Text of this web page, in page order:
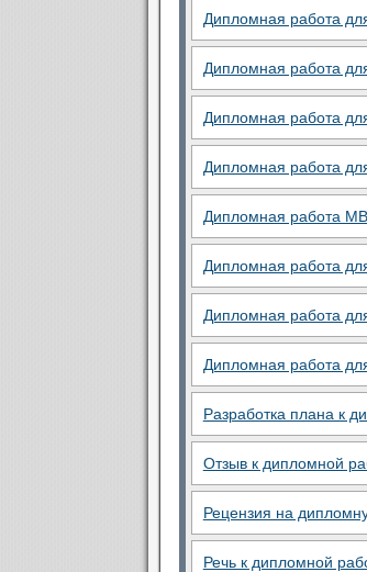
Дипломная работа
Дипломная работа
Дипломная работа
Дипломная работа
Дипломная работа
Дипломная работа
Дипломная работа
Дипломная работа
Разработка плана к
Отзыв к дипломной
Рецензия на
Речь к дипломной